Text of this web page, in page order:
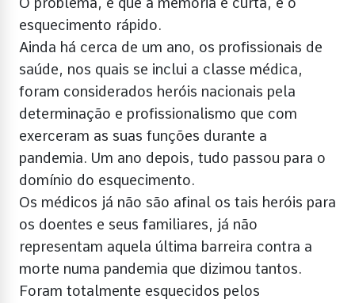
esquecimento rápido.
Ainda há cerca de um ano, os profissionais de
saúde, nos quais se inclui a classe médica,
foram considerados heróis nacionais pela
determinação e profissionalismo que com
exerceram as suas funções durante a
pandemia. Um ano depois, tudo passou para o
domínio do esquecimento.
Os médicos já não são afinal os tais heróis para
os doentes e seus familiares, já não
representam aquela última barreira contra a
morte numa pandemia que dizimou tantos.
Foram totalmente esquecidos pelos